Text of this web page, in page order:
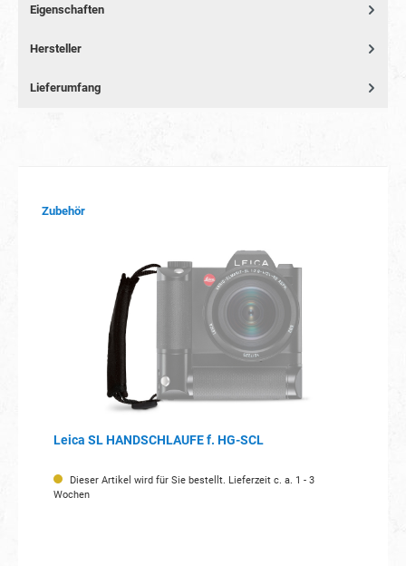
Eigenschaften
Hersteller
Lieferumfang
Produktgalerie überspringen
Zubehör
Leica SL HANDSCHLAUFE f. HG-SCL
Dieser Artikel wird für Sie bestellt. Lieferzeit c. a. 1 - 3
Wochen